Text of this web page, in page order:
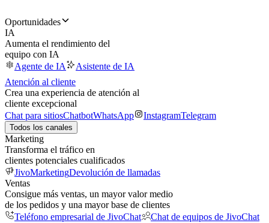
Oportunidades
IA
Aumenta el rendimiento del
equipo con IA
Agente de IA
Asistente de IA
Atención al cliente
Crea una experiencia de atención al
cliente excepcional
Chat para sitiosChatbotWhatsApp InstagramTelegram
Todos los canales
Marketing
Transforma el tráfico en
clientes potenciales cualificados
JivoMarketingDevolución de llamadas
Ventas
Consigue más ventas, un mayor valor medio
de los pedidos y una mayor base de clientes
Teléfono empresarial de JivoChat
Chat de equipos de JivoChat